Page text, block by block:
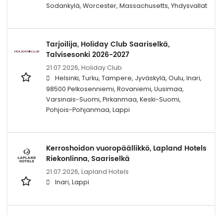
Sodankylä, Worcester, Massachusetts, Yhdysvallat
Tarjoilija, Holiday Club Saariselkä,
Talvisesonki 2026-2027
21.07.2026, Holiday Club
Helsinki, Turku, Tampere, Jyväskylä, Oulu, Inari,
98500 Pelkosenniemi, Rovaniemi, Uusimaa,
Varsinais-Suomi, Pirkanmaa, Keski-Suomi,
Pohjois-Pohjanmaa, Lappi
Kerroshoidon vuoropäällikkö, Lapland Hotels
Riekonlinna, Saariselkä
21.07.2026, Lapland Hotels
Inari, Lappi